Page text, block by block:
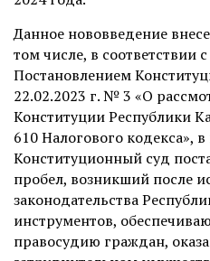
Данное нововведение
том числе, в
Постановлением
22.02.2023 г. № 3 «О
Конституции Республики
610 Налогового кодекса»,
Конституционный суд
пробел, возникший после
законодательства
инструментов,
правосудию граждан,